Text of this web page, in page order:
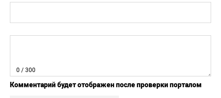
0 / 300
Комментарий будет отображен после проверки порталом